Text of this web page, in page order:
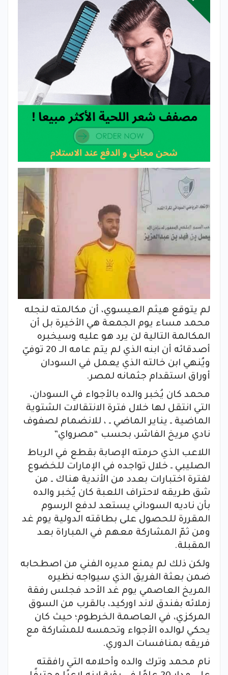
لم يتوقع هيثم العيسوي، أن مكالمته لنجله
محمد مساء يوم الجمعة هي الأخيرة بل أن
المكالمة التالية لن يرد هو عليه وسيخبره
أصدقائه أن ابنه الذي لم يتم عامه الـ 20 توفيّ
ويُنهي ابن خالته الذي يعمل في السودان
أوراق استقدام جثمانه لمصر.
محمد كان يُخبر والده بالأجواء في السودان،
التي انتقل لها خلال فترة الانتقالات الشتوية
الماضية ـ يناير الماضي ـ ، للانضمام لصفوف
نادي مريخ الفاشر، بحسب “مصرواي”
اللاعب الذي حرمته الإصابة بقطع في الرباط
الصليبي ـ خلال تواجده في الإمارات للخضوع
لفترة اختبارات بعدد من الأندية هناك ـ من
شق طريقه لاحتراف اللعبة كان يُخبر والده
بأن ناديه السوداني يستعد لدفع الرسوم
المقررة للحصول على بطاقته الدولية يوم غد
ومن ثمّ المشاركة معهم في المباراة بعد
المقبلة.
ولكن ذلك لم يمنع مديره الفني من اصطحابه
ضمن بعثة الفريق الذي سيواجه نظيره
المريخ العاصمي يوم غد الأحد فجلس رفقة
زملائه بفندق لاند اوركيد، بالقرب من السوق
المركزي، في العاصمة الخرطوم؛ حيث كان
يحكي لوالده الأجواء وتحمسه للمشاركة مع
فريقه بمنافسات الدوري.
نام محمد وترك والده وأحلامه التي رافقته